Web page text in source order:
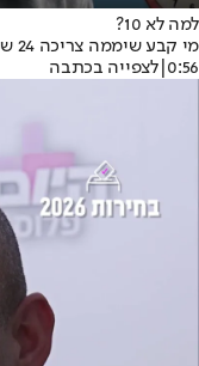
למה לא 10?
מי קבע שיממה צריכה 24 שעות?
0:56
|לצפייה בכתבה